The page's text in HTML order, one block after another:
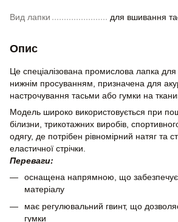
Вид лапки для вшивання
Опис
Це спеціалізована промислова лапка
нижнім просуванням, призначена для
настрочування тасьми або гумки на
Модель широко використовується при
білизни, трикотажних виробів,
одягу, де потрібен рівномірний натяг та
еластичної стрічки.
Переваги:
оснащена напрямною, що забезпечує
матеріалу
має регулювальний гвинт, що
гумки